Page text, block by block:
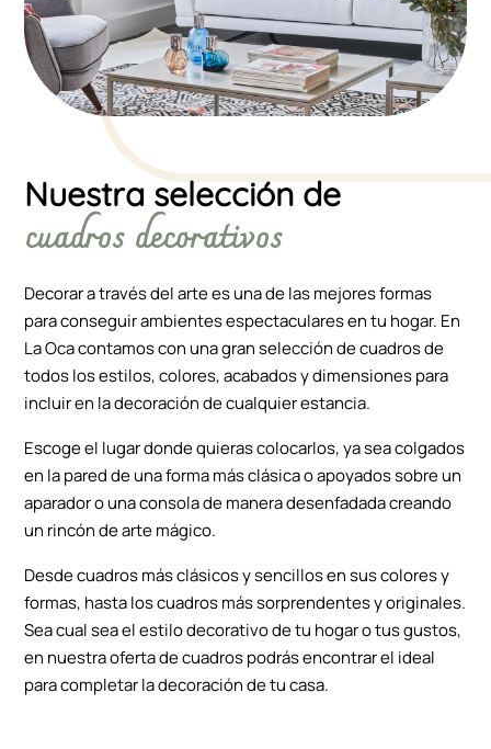
Nuestra selección de
cuadros decorativos
Decorar a través del arte es una de las mejores formas
para conseguir ambientes espectaculares en tu hogar. En
La Oca contamos con una gran selección de cuadros de
todos los estilos, colores, acabados y dimensiones para
incluir en la decoración de cualquier estancia.
Escoge el lugar donde quieras colocarlos, ya sea colgados
en la pared de una forma más clásica o apoyados sobre un
aparador o una consola de manera desenfadada creando
un rincón de arte mágico.
Desde cuadros más clásicos y sencillos en sus colores y
formas, hasta los cuadros más sorprendentes y originales.
Sea cual sea el estilo decorativo de tu hogar o tus gustos,
en nuestra oferta de cuadros podrás encontrar el ideal
para completar la decoración de tu casa.